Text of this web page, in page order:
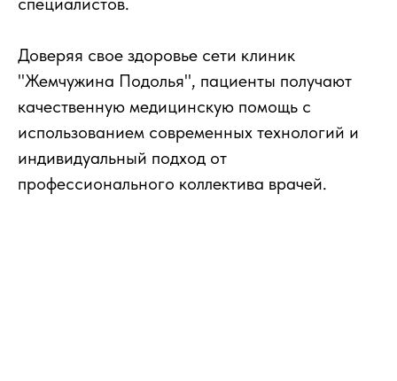
Доверяя свое здоровье сети клиник
"Жемчужина Подолья", пациенты получают
качественную медицинскую помощь с
использованием современных технологий и
индивидуальный подход от
профессионального коллектива врачей.